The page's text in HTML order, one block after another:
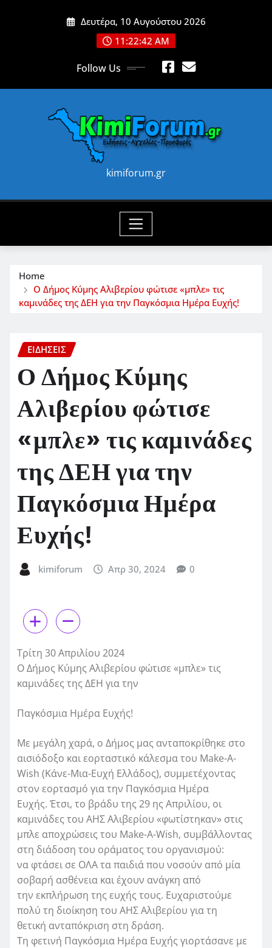
Δευτέρα, 10 Αυγούστου 2026
11:22:44 AM
Follow Us
kimiforum.gr
Home
Ο Δήμος Κύμης Αλιβερίου φώτισε «μπλε» τις
καμινάδες της ΔΕΗ για την Παγκόσμια Ημέρα Ευχής!
ΕΙΔΗΣΕΙΣ
Ο Δήμος Κύμης
Αλιβερίου φώτισε
«μπλε» τις καμινάδες
της ΔΕΗ για την
Παγκόσμια Ημέρα
Ευχής!
kimiforum Απρ 30, 2024 0
Τρίτη 30 Απριλίου 2024
Ο Δήμος Κύμης Αλιβερίου φώτισε «μπλε» τις
καμινάδες της ΔΕΗ για την
Παγκόσμια Ημέρα Ευχής!
Με μεγάλη χαρά, ο Δήμος μας ανταποκρίθηκε στο
αισιόδοξο και εορταστικό κάλεσμα του Make-A-
Wish (Κάνε-Μια-Ευχή Ελλάδος), συμμετέχοντας
στον εορτασμό για την Παγκόσμια Ημέρα
Ευχής. Έτσι, το βράδυ της 29 ης Απριλίου, οι
καμινάδες του ΑΗΣ Αλιβερίου «φωτίστηκαν» στις
μπλε αποχρώσεις του Make-A-Wish, συμβάλλοντας
στη διάδοση του οράματος του οργανισμού:
να φτάσει σε ΟΛΑ τα παιδιά που νοσούν από μία
σοβαρή ασθένεια και έχουν ανάγκη από
την εκπλήρωση της ευχής τους. Ευχαριστούμε
πολύ τη διοίκηση του ΑΗΣ Αλιβερίου για τη
θετική ανταπόκριση στη δράση.
Τη φετινή Παγκόσμια Ημέρα Ευχής γιορτάσανε με